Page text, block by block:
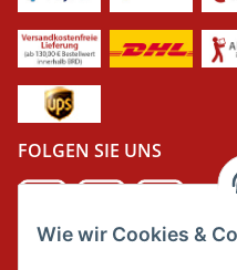
Wie wir Cookies &
FOLGEN SIE UNS